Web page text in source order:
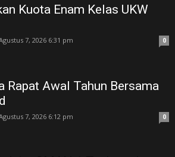
Kuota Enam Kelas UKW
7, 2026 6:31 pm 0
Rapat Awal Tahun Bersama
7, 2026 6:12 pm 0